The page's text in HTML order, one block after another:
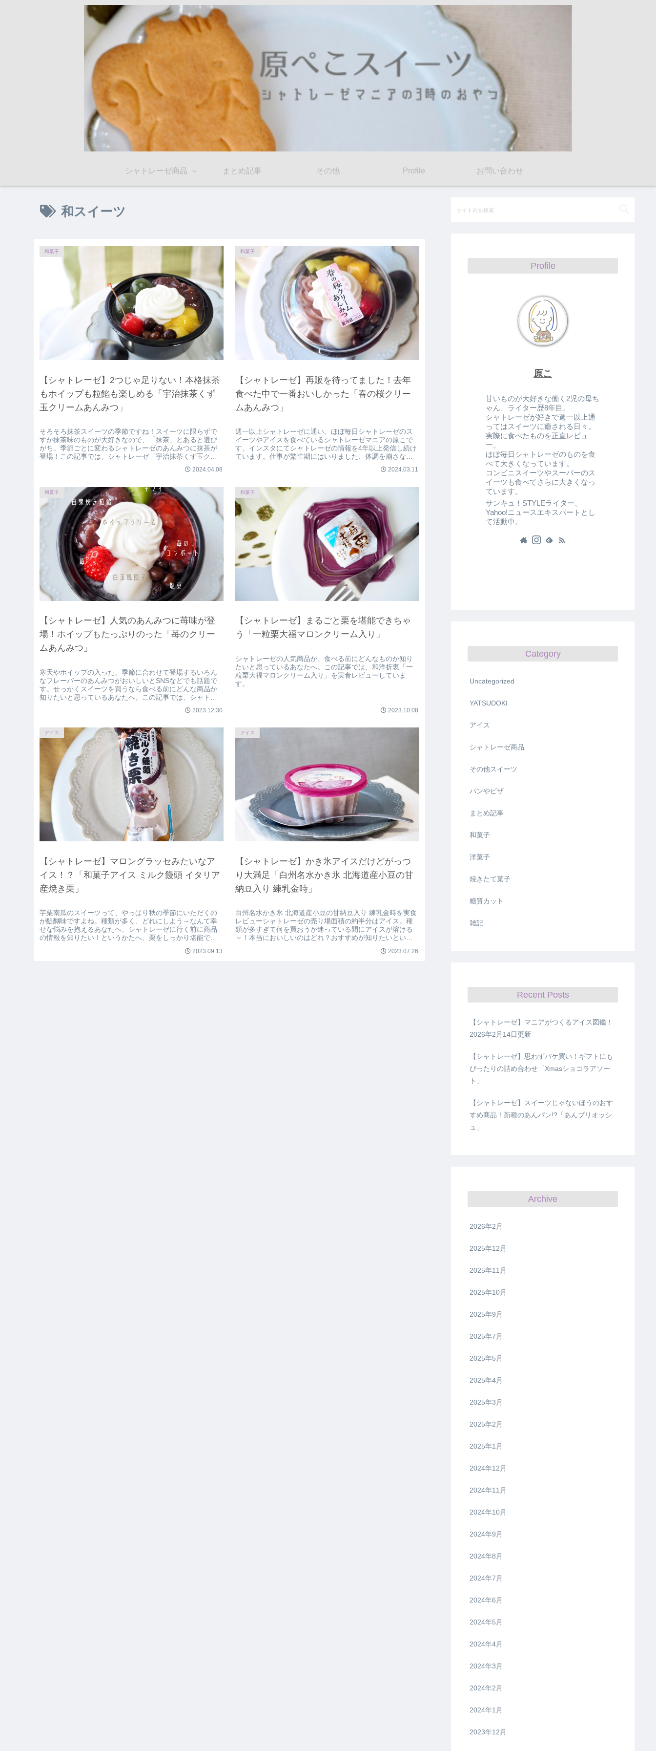
シャトレーゼ商品 まとめ記事 その他 Profile お問い合わせ
和スイーツ
和菓子
【シャトレーゼ】2つじゃ足りない！本格抹茶
もホイップも粒餡も楽しめる「宇治抹茶くず
玉クリームあんみつ」
そろそろ抹茶スイーツの季節ですね！スイーツに限らずで
すが抹茶味のものが大好きなので、「抹茶」とあると選び
がち。季節ごとに変わるシャトレーゼのあんみつに抹茶が
登場！この記事では、シャトレーゼ「宇治抹茶くず玉クリ
2024.04.08
和菓子
【シャトレーゼ】再販を待ってました！去年
食べた中で一番おいしかった「春の桜クリー
ムあんみつ」
週一以上シャトレーゼに通い、ほぼ毎日シャトレーゼのス
イーツやアイスを食べているシャトレーゼマニアの原こで
す。インスタにてシャトレーゼの情報を4年以上発信し続け
ています。仕事が繁忙期にはいりました、体調を崩さない
2024.03.11
和菓子
【シャトレーゼ】人気のあんみつに苺味が登
場！ホイップもたっぷりのった「苺のクリー
ムあんみつ」
寒天やホイップの入った、季節に合わせて登場するいろん
なフレーバーのあんみつがおいしいとSNSなどでも話題で
す。せっかくスイーツを買うなら食べる前にどんな商品か
知りたいと思っているあなたへ。この記事では、シャトレ
2023.12.30
和菓子
【シャトレーゼ】まるごと栗を堪能できちゃ
う「一粒栗大福マロンクリーム入り」
シャトレーゼの人気商品が、食べる前にどんなものか知り
たいと思っているあなたへ。この記事では、和洋折衷「一
粒栗大福マロンクリーム入り」を実食レビューしていま
す。
2023.10.08
アイス
【シャトレーゼ】マロングラッセみたいなア
イス！？「和菓子アイス ミルク饅頭 イタリア
産焼き栗」
芋栗南瓜のスイーツって、やっぱり秋の季節にいただくの
が醍醐味ですよね。種類が多く、どれにしよう～なんて幸
せな悩みを抱えるあなたへ、シャトレーゼに行く前に商品
の情報を知りたい！というかたへ、栗をしっかり堪能でき
2023.09.13
アイス
【シャトレーゼ】かき氷アイスだけどがっつ
り大満足「白州名水かき氷 北海道産小豆の甘
納豆入り 練乳金時」
白州名水かき氷 北海道産小豆の甘納豆入り 練乳金時を実食
レビューシャトレーゼの売り場面積の約半分はアイス。種
類が多すぎて何を買おうか迷っている間にアイスが溶ける
～！本当においしいのはどれ？おすすめが知りたいという
2023.07.26
Profile
原こ
甘いものが大好きな働く2児の母ち
ゃん、ライター歴8年目。
シャトレーゼが好きで週一以上通
ってはスイーツに癒される日々。
実際に食べたものを正直レビュ
ー。
ほぼ毎日シャトレーゼのものを食
べて大きくなっています。
コンビニスイーツやスーパーのス
イーツも食べてさらに大きくなっ
ています。
サンキュ！STYLEライター、
Yahoo!ニュースエキスパートとし
て活動中。
Category
Uncategorized
YATSUDOKI
アイス
シャトレーゼ商品
その他スイーツ
パンやピザ
まとめ記事
和菓子
洋菓子
焼きたて菓子
糖質カット
雑記
Recent Posts
【シャトレーゼ】マニアがつくるアイス図鑑！
2026年2月14日更新
【シャトレーゼ】思わずパケ買い！ギフトにも
ぴったりの詰め合わせ「Xmasショコラアソー
ト」
【シャトレーゼ】スイーツじゃないほうのおす
すめ商品！新種のあんパン!?「あんブリオッシ
ュ」
Archive
2026年2月
2025年12月
2025年11月
2025年10月
2025年9月
2025年7月
2025年5月
2025年4月
2025年3月
2025年2月
2025年1月
2024年12月
2024年11月
2024年10月
2024年9月
2024年8月
2024年7月
2024年6月
2024年5月
2024年4月
2024年3月
2024年2月
2024年1月
2023年12月